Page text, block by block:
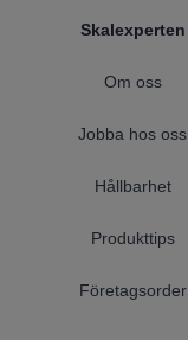
Skalexperten
Om oss
Jobba hos oss
Hållbarhet
Produkttips
Företagsorder